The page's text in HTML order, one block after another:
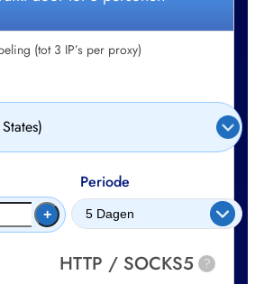
(tot 3 IP’s per proxy)
+
Periode
HTTP / SOCKS5 ?